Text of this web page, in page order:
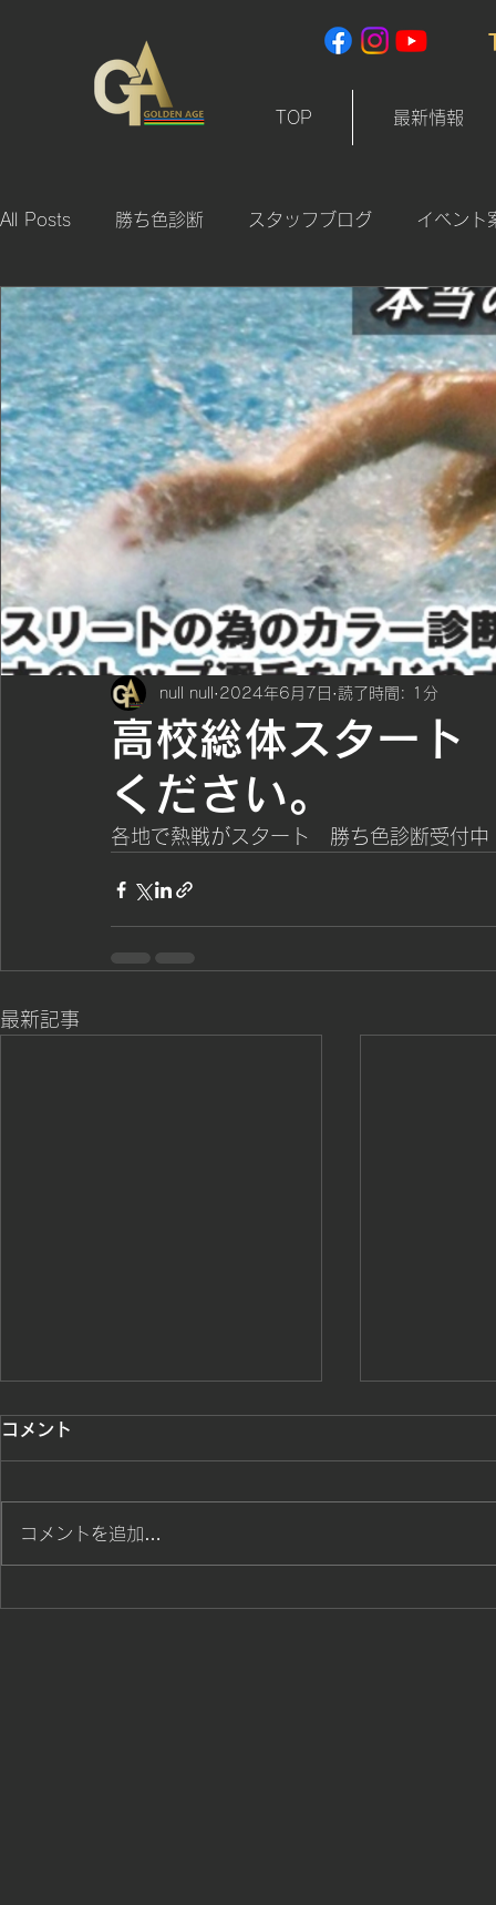
TOP 最新情報
All Posts 勝ち色診断 スタッフブログ イベント
高校総体スター
ください。
null null 2024年6月7日 読了時間: 1分
各地で熱戦がスタート　勝ち色診断受付
最新記事
勝ち色はスポーツだけで無く
勉学でも効果あり
院高校卒 野球だけでなく勉強で
も勝ち色効果 成績で表彰されま
タート
コメント
コメントを追加…